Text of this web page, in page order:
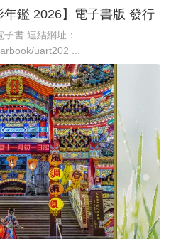
鑑 2026】電子書版 發行
書 連結網址：
uart202 ...